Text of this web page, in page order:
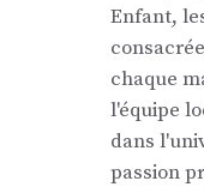
Enfant,
chaque
l'équipe
dans
passion